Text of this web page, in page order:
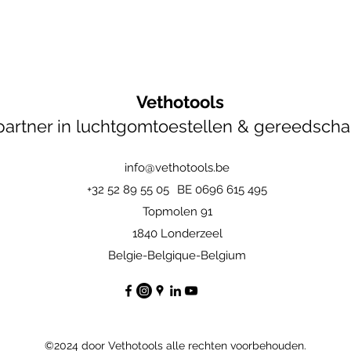
Vethotools
in luchtgomtoestellen &
info@vethotools.be
+32 52 89 55 05
BE 0696 615 495
Topmolen 91
1840 Londerzeel
Belgie-Belgique-Belgium
©2024 door Vethotools alle rechten voorbehouden.